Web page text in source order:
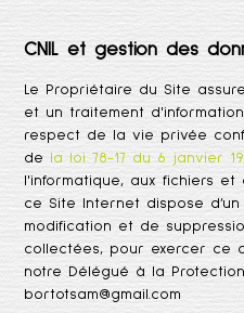
CNIL et gestion des
Le Propriétaire du Site
et un traitement
respect de la vie privée
de
la loi 78-17 du 6 janvier
l'informatique, aux fichiers et
ce Site Internet dispose
modification et de
collectées, pour exercer ce
notre Délégué à la
bortotsam@gmail.com